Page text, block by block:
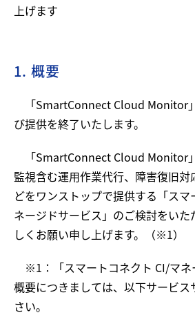
上げます
1. 概要
「SmartConnect Cloud Monitor
び提供を終了いたします。
「SmartConnect Cloud Monitor
監視含む運用作業代行、障害復旧
どをワンストップで提供する「ス
ネージドサービス」のご検討をいた
しくお願い申し上げます。（※1）
※1：「スマートコネクト CI/マネ
概要につきましては、以下サービス
さい。